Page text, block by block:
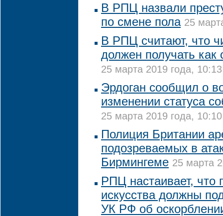
В РПЦ назвали
по смене пола 25
В РПЦ считают, что
должен получать как
25 марта 2019 года, 10:13
Эрдоган сообщил о
изменении статуса
25 марта 2019 года, 10:10
Полиция Британии
подозреваемых в
Бирмингеме 25 марта
РПЦ настаивает, что
искусства должны
УК РФ об